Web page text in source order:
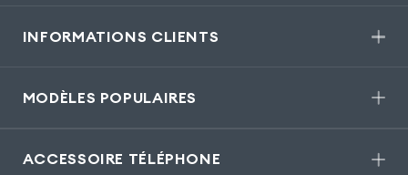
INFORMATIONS CLIENTS
MODÈLES POPULAIRES
ACCESSOIRE TÉLÉPHONE